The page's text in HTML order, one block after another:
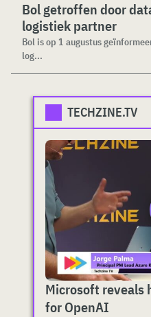
Bol getroffen door
logistiek partner
Bol is op 1 augustus
log...
TECHZINE.TV
Microsoft reveals
for OpenAI